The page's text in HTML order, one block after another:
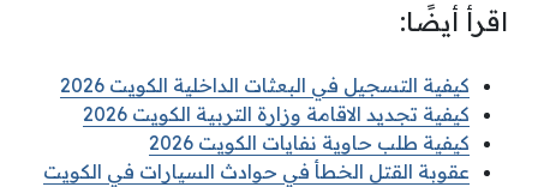
اقرأ أيضًا:
كيفية التسجيل في البعثات الداخلية الكويت 2026
كيفية تجديد الاقامة وزارة التربية الكويت 2026
كيفية طلب حاوية نفايات الكويت 2026
عقوبة القتل الخطأ في حوادث السيارات في الكويت